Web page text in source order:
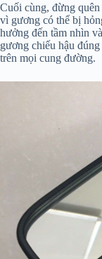
Cuối cùng, đừng
vì gương có thể bị
hưởng đến tầm nhìn
gương chiếu hậu
trên mọi cung đường.